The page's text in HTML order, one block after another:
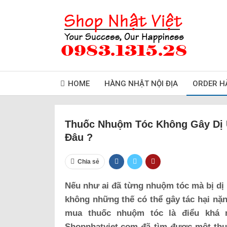
HOME HÀNG NHẬT NỘI ĐỊA ORDER
Thuốc Nhuộm Tóc Không Gây
Đâu ?
Chia sẻ
Nếu như ai đã từng nhuộm tóc mà bị
không những thế có thể gây tác hại
mua thuốc nhuộm tóc là điểu